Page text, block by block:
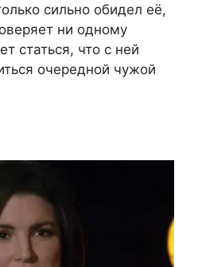
сильно обидел её,
ни одному
статься, что с ней
очередной чужой